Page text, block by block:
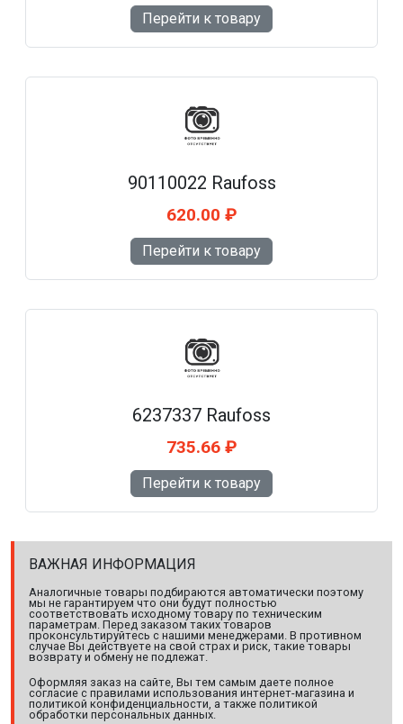
Перейти к товару
90110022 Raufoss
620.00 ₽
Перейти к товару
6237337 Raufoss
735.66 ₽
Перейти к товару
ВАЖНАЯ ИНФОРМАЦИЯ
Аналогичные товары подбираются автоматически поэтому
мы не гарантируем что они будут полностью
соответствовать исходному товару по техническим
параметрам. Перед заказом таких товаров
проконсультируйтесь с нашими менеджерами. В противном
случае Вы действуете на свой страх и риск, такие товары
возврату и обмену не подлежат.
Оформляя заказ на сайте, Вы тем самым даете полное
согласие с правилами использования интернет-магазина и
политикой конфиденциальности, а также политикой
обработки персональных данных.